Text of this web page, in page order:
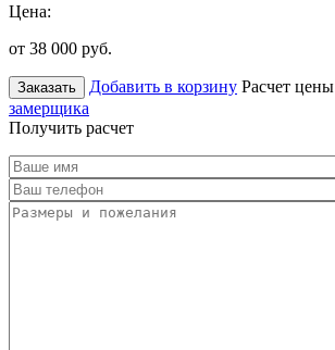
Цена:
от 38 000 руб.
Заказать Добавить в корзину Расчет цены
замерщика
Получить расчет